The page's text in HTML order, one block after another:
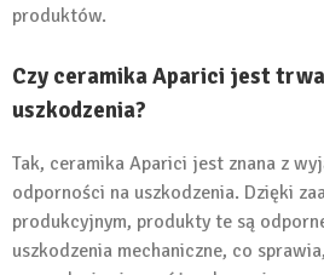
produktów.
Czy ceramika Aparici jest
uszkodzenia?
Tak, ceramika Aparici jest znana z
odporności na uszkodzenia. Dzięki
produkcyjnym, produkty te są
uszkodzenia mechaniczne, co